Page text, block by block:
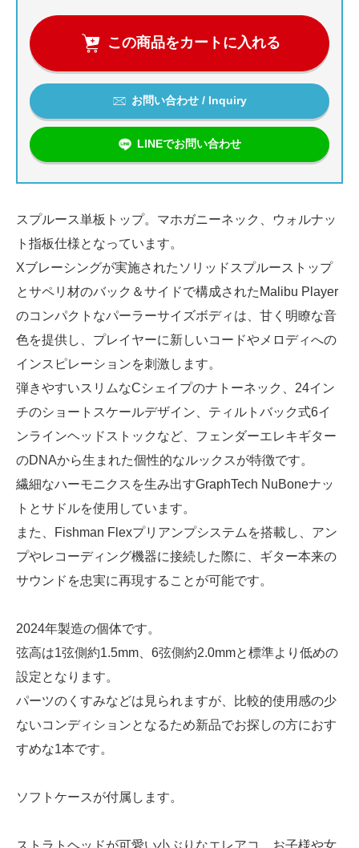
この商品をカートに入れる
お問い合わせ / Inquiry
LINEでお問い合わせ
スプルース単板トップ。マホガニーネック、ウォルナッ
ト指板仕様となっています。
Xブレーシングが実施されたソリッドスプルーストップ
とサペリ材のバック＆サイドで構成されたMalibu Player
のコンパクトなパーラーサイズボディは、甘く明瞭な音
色を提供し、プレイヤーに新しいコードやメロディへの
インスピレーションを刺激します。
弾きやすいスリムなCシェイプのナトーネック、24イン
チのショートスケールデザイン、ティルトバック式6イ
ンラインヘッドストックなど、フェンダーエレキギター
のDNAから生まれた個性的なルックスが特徴です。
繊細なハーモニクスを生み出すGraphTech NuBoneナッ
トとサドルを使用しています。
また、Fishman Flexプリアンプシステムを搭載し、アン
プやレコーディング機器に接続した際に、ギター本来の
サウンドを忠実に再現することが可能です。
2024年製造の個体です。
弦高は1弦側約1.5mm、6弦側約2.0mmと標準より低めの
設定となります。
パーツのくすみなどは見られますが、比較的使用感の少
ないコンディションとなるため新品でお探しの方におす
すめな1本です。
ソフトケースが付属します。
ストラトヘッドが可愛い小ぶりなエレアコ。お子様や女